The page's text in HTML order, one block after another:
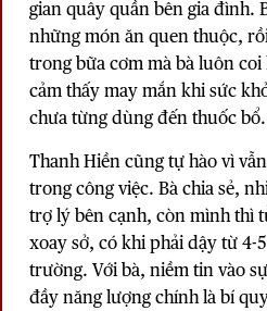
gian quây quần bên gia đình.
những món ăn quen thuộc,
trong bữa cơm mà bà luôn coi
cảm thấy may mắn khi sức
chưa từng dùng đến thuốc bổ.
Thanh Hiền cũng tự hào vì
trong công việc. Bà chia sẻ,
trợ lý bên cạnh, còn mình thì
xoay sở, có khi phải dậy từ 4-
trường. Với bà, niềm tin vào
đầy năng lượng chính là bí